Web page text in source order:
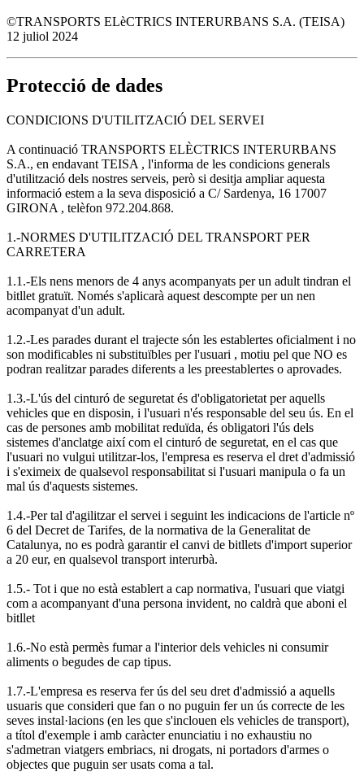
©TRANSPORTS ELèCTRICS INTERURBANS S.A. (TEISA)
12 juliol 2024
Protecció de dades
CONDICIONS D'UTILITZACIÓ DEL SERVEI
A continuació TRANSPORTS ELÈCTRICS INTERURBANS
S.A., en endavant TEISA , l'informa de les condicions generals
d'utilització dels nostres serveis, però si desitja ampliar aquesta
informació estem a la seva disposició a C/ Sardenya, 16 17007
GIRONA , telèfon 972.204.868.
1.-NORMES D'UTILITZACIÓ DEL TRANSPORT PER
CARRETERA
1.1.-Els nens menors de 4 anys acompanyats per un adult tindran el
bitllet gratuït. Només s'aplicarà aquest descompte per un nen
acompanyat d'un adult.
1.2.-Les parades durant el trajecte són les establertes oficialment i no
son modificables ni substituïbles per l'usuari , motiu pel que NO es
podran realitzar parades diferents a les preestablertes o aprovades.
1.3.-L'ús del cinturó de seguretat és d'obligatorietat per aquells
vehicles que en disposin, i l'usuari n'és responsable del seu ús. En el
cas de persones amb mobilitat reduïda, és obligatori l'ús dels
sistemes d'anclatge així com el cinturó de seguretat, en el cas que
l'usuari no vulgui utilitzar-los, l'empresa es reserva el dret d'admissió
i s'eximeix de qualsevol responsabilitat si l'usuari manipula o fa un
mal ús d'aquests sistemes.
1.4.-Per tal d'agilitzar el servei i seguint les indicacions de l'article nº
6 del Decret de Tarifes, de la normativa de la Generalitat de
Catalunya, no es podrà garantir el canvi de bitllets d'import superior
a 20 eur, en qualsevol transport interurbà.
1.5.- Tot i que no està establert a cap normativa, l'usuari que viatgi
com a acompanyant d'una persona invident, no caldrà que aboni el
bitllet
1.6.-No està permès fumar a l'interior dels vehicles ni consumir
aliments o begudes de cap tipus.
1.7.-L'empresa es reserva fer ús del seu dret d'admissió a aquells
usuaris que consideri que fan o no puguin fer un ús correcte de les
seves instal·lacions (en les que s'inclouen els vehicles de transport),
a títol d'exemple i amb caràcter enunciatiu i no exhaustiu no
s'admetran viatgers embriacs, ni drogats, ni portadors d'armes o
objectes que puguin ser usats coma a tal.